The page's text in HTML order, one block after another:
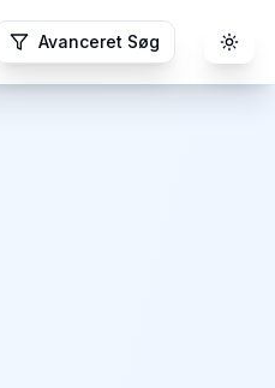
Avanceret Søg